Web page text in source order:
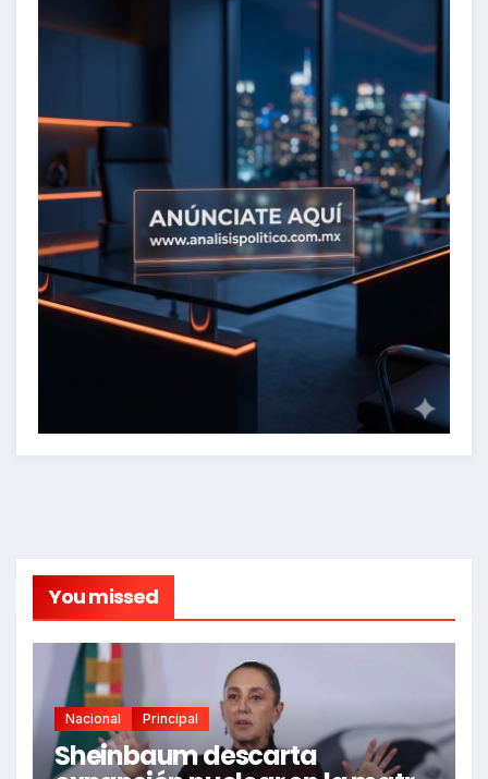
You missed
Nacional Principal
Sheinbaum descarta